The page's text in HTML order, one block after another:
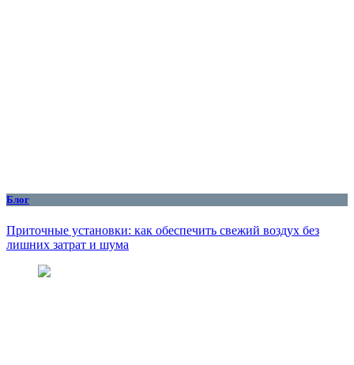
Блог
Приточные установки: как обеспечить свежий воздух без
лишних затрат и шума